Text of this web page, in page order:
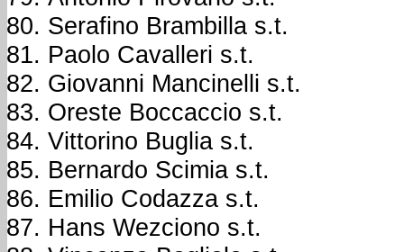
Serafino Brambilla s.t.
Paolo Cavalleri s.t.
Giovanni Mancinelli s.t.
Oreste Boccaccio s.t.
Vittorino Buglia s.t.
Bernardo Scimia s.t.
Emilio Codazza s.t.
Hans Wezciono s.t.